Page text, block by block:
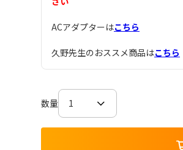
ACアダプターはこちら
久野先生のおススメ商品はこちら
数量